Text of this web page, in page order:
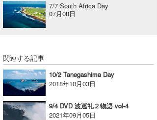
7/7 South Africa Day
07月08日
関連する記事
10/2 Tanegashima Day
2018年10月03日
9/4 DVD 波巡礼２物語 vol-4
2021年09月05日